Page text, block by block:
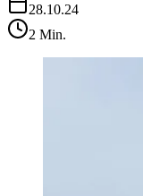
28.10.24
2 Min.